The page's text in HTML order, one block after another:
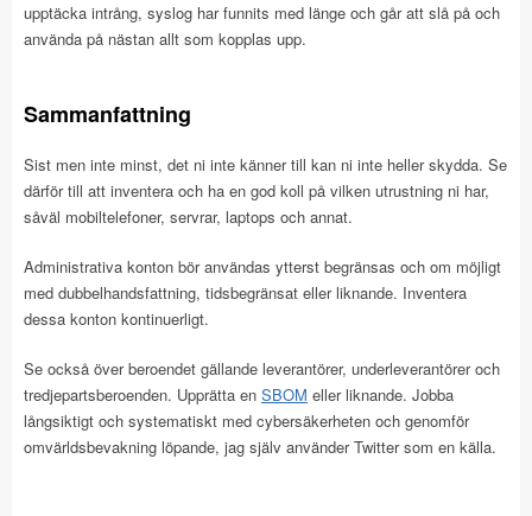
upptäcka intrång, syslog har funnits med länge och går att slå på och
använda på nästan allt som kopplas upp.
Sammanfattning
Sist men inte minst, det ni inte känner till kan ni inte heller skydda. Se
därför till att inventera och ha en god koll på vilken utrustning ni har,
såväl mobiltelefoner, servrar, laptops och annat.
Administrativa konton bör användas ytterst begränsas och om möjligt
med dubbelhandsfattning, tidsbegränsat eller liknande. Inventera
dessa konton kontinuerligt.
Se också över beroendet gällande leverantörer, underleverantörer och
tredjepartsberoenden. Upprätta en SBOM eller liknande. Jobba
långsiktigt och systematiskt med cybersäkerheten och genomför
omvärldsbevakning löpande, jag själv använder Twitter som en källa.